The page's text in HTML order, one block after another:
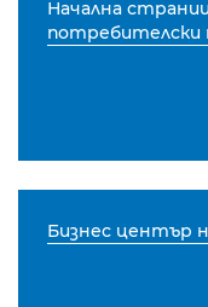
Начална
потребителски
Бизнес център